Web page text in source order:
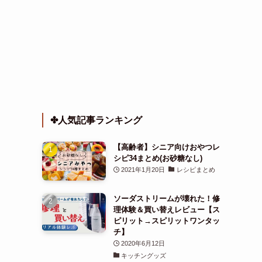
✤人気記事ランキング
【高齢者】シニア向けおやつレ
シピ34まとめ(お砂糖なし)
2021年1月20日 レシピまとめ
ソーダストリームが壊れた！修
理体験＆買い替えレビュー【ス
ピリット→スピリットワンタッ
チ】
2020年6月12日
キッチングッズ